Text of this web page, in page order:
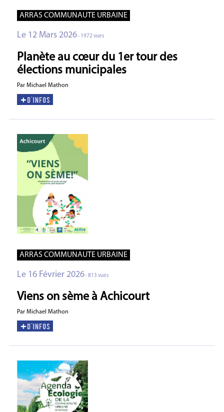
ARRAS COMMUNAUTE URBAINE
Le 12 Mars 2026- 1972 vues
Planète au cœur du 1er tour des
élections municipales
Par Michael Mathon
ARRAS COMMUNAUTE URBAINE
Le 16 Février 2026- 813 vues
Viens on sème à Achicourt
Par Michael Mathon